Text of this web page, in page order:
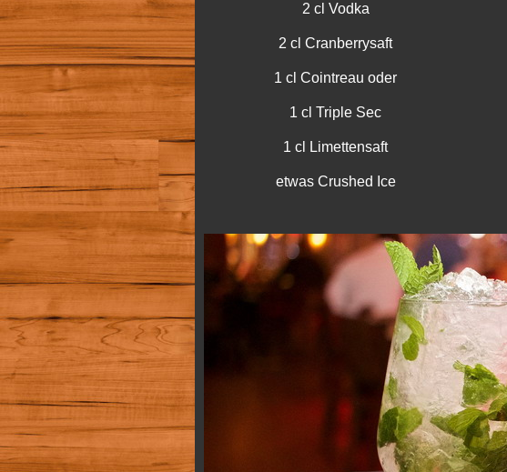
2 cl Vodka
2 cl Cranberrysaft
1 cl Cointreau oder
1 cl Triple Sec
1 cl Limettensaft
etwas Crushed Ice